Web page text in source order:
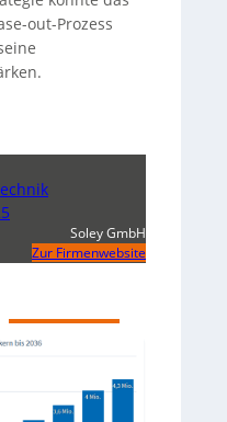
out-Prozess
Soley GmbH
Zur Firmenwebsite